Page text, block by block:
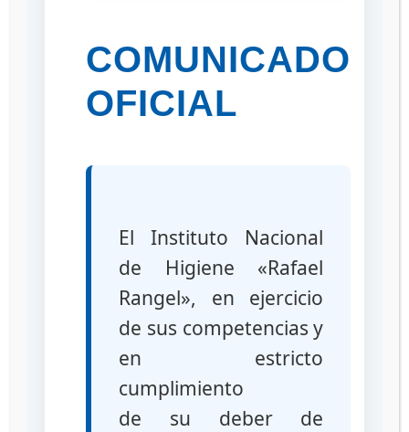
Reporte de Productos Falsificados de
Uso y Consumo Humano del Público
Reporte de Productos Falsificados de
Uso y Consumo Humano de los
Profesionales de la Salud
COMUNICADO
OFICIAL
El Instituto Nacional
de Higiene «Rafael
Rangel», en ejercicio
de sus competencias y
en estricto
cumplimiento
de su deber de